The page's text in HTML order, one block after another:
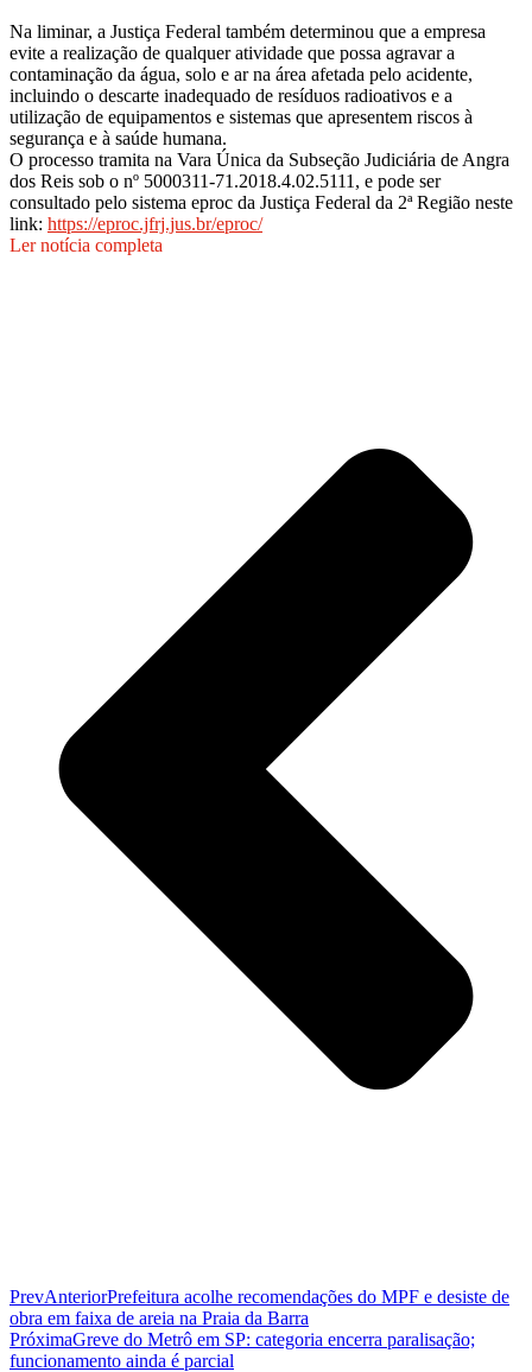
Na liminar, a Justiça Federal também determinou que a empresa
evite a realização de qualquer atividade que possa agravar a
contaminação da água, solo e ar na área afetada pelo acidente,
incluindo o descarte inadequado de resíduos radioativos e a
utilização de equipamentos e sistemas que apresentem riscos à
segurança e à saúde humana.
O processo tramita na Vara Única da Subseção Judiciária de Angra
dos Reis sob o nº 5000311-71.2018.4.02.5111, e pode ser
consultado pelo sistema eproc da Justiça Federal da 2ª Região neste
link: https://eproc.jfrj.jus.br/eproc/
Ler notícia completa
PrevAnteriorPrefeitura acolhe recomendações do MPF e desiste de
obra em faixa de areia na Praia da Barra
PróximaGreve do Metrô em SP: categoria encerra paralisação;
funcionamento ainda é parcial